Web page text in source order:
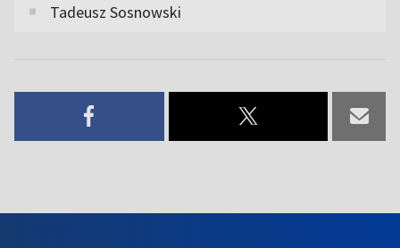
Tadeusz Sosnowski